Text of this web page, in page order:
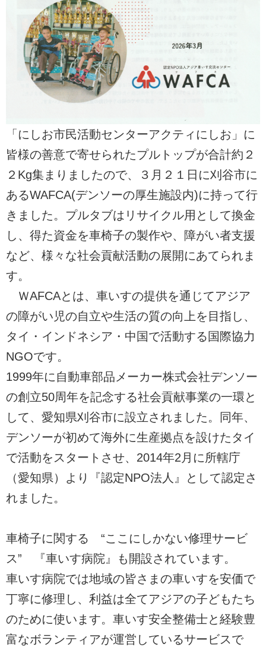
「にしお市民活動センターアクティにしお」に
皆様の善意で寄せられたプルトップが合計約２
２Kg集まりましたので、３月２１日に刈谷市に
あるWAFCA(デンソーの厚生施設内)に持って行
きました。プルタブはリサイクル用として換金
し、得た資金を車椅子の製作や、障がい者支援
など、様々な社会貢献活動の展開にあてられま
す。
ＷAFCAとは、車いすの提供を通じてアジア
の障がい児の自立や生活の質の向上を目指し、
タイ・インドネシア・中国で活動する国際協力
NGOです。
1999年に自動車部品メーカー株式会社デンソー
の創立50周年を記念する社会貢献事業の一環と
して、愛知県刈谷市に設立されました。同年、
デンソーが初めて海外に生産拠点を設けたタイ
で活動をスタートさせ、2014年2月に所轄庁
（愛知県）より『認定NPO法人』として認定さ
れました。
車椅子に関する “ここにしかない修理サービ
ス” 『車いす病院』も開設されています。
車いす病院では地域の皆さまの車いすを安価で
丁寧に修理し、利益は全てアジアの子どもたち
のために使います。車いす安全整備士と経験豊
富なボランティアが運営しているサービスで